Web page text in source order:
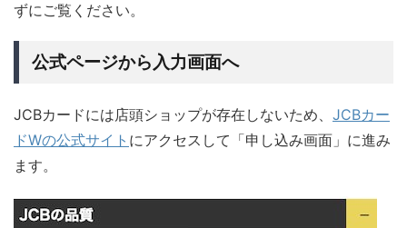
ずにご覧ください。
公式ページから入力画面へ
JCBカードには店頭ショップが存在しないため、 JCBカー
ドWの公式サイト にアクセスして「申し込み画面」に進み
ます。